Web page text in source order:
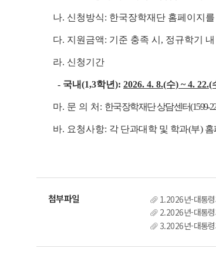
나. 신청방식: 한국장학재단 홈페이지를
다. 지원금액: 기준 충족 시, 정규학기
라. 신청기간
- 국내(1,3학년): 2026. 4. 8.(수) ~ 4. 22.(
마. 문 의 처: 한국장학재단 상담센터(1599-
바. 요청사항: 각 단과대학 및 학과(부)
1.2026년-대통
2.2026년-대통
3.2026년-대통